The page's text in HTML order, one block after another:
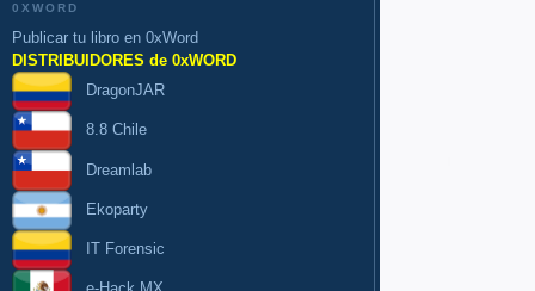
0XWORD
Publicar tu libro en 0xWord
DISTRIBUIDORES de 0xWORD
DragonJAR
8.8 Chile
Dreamlab
Ekoparty
IT Forensic